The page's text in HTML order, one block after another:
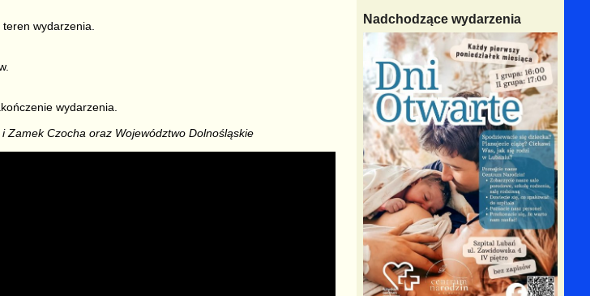
wydarzenia.
wydarzenia.
Zamek Czocha oraz Województwo Dolnośląskie
Nadchodzące wydarzenia